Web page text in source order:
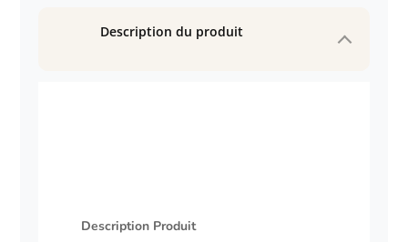
Description du produit
Description Produit